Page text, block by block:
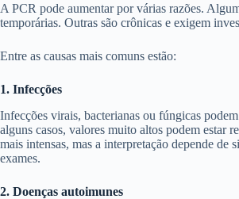
A PCR pode aumentar por várias razões.
temporárias. Outras são crônicas e exigem
Entre as causas mais comuns estão:
1. Infecções
Infecções virais, bacterianas ou fúngicas
alguns casos, valores muito altos podem estar
mais intensas, mas a interpretação depende de
exames.
2. Doenças autoimunes